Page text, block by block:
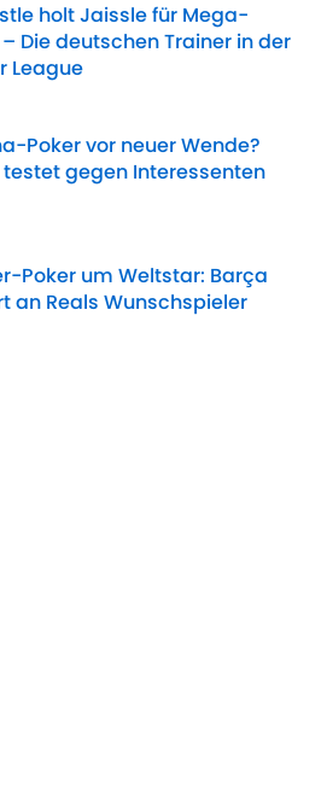
holt Jaissle für Mega-
Die deutschen Trainer in der
League
Poker vor neuer Wende?
testet gegen Interessenten
by on Invalid Date
Poker um Weltstar: Barça
an Reals Wunschspieler
by on Invalid Date